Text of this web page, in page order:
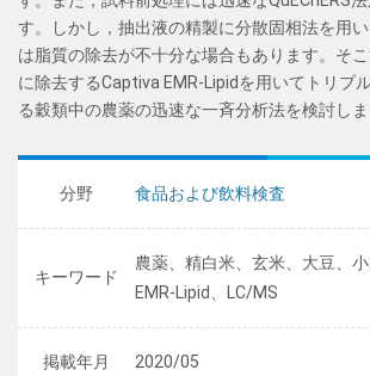
す。しかし，抽出液の精製に分散固相法を用
は脂質の除去が不十分な場合もあります。そ
に除去するCaptiva EMR-Lipidを用いてトリプ
る穀類中の農薬の迅速な一斉分析法を検討しま
分野 食品および飲料検査
キーワード
農薬、精白米、玄米、大豆、
EMR-Lipid、LC/MS
掲載年月 2020/05